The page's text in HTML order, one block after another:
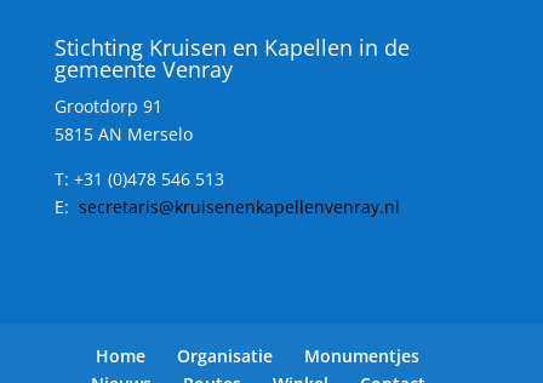
Stichting Kruisen en Kapellen in de
gemeente Venray
Grootdorp 91
5815 AN Merselo
T: +31 (0)478 546 513
E: secretaris@kruisenenkapellenvenray.nl
Home Organisatie
Monumentjes